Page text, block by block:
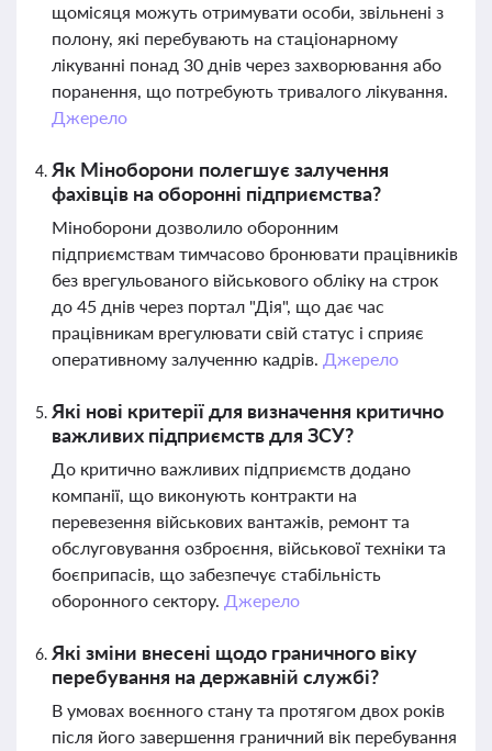
щомісяця можуть отримувати особи, звільнені з
полону, які перебувають на стаціонарному
лікуванні понад 30 днів через захворювання або
поранення, що потребують тривалого лікування.
Джерело
Як Міноборони полегшує залучення
фахівців на оборонні підприємства?
Міноборони дозволило оборонним
підприємствам тимчасово бронювати працівників
без врегульованого військового обліку на строк
до 45 днів через портал "Дія", що дає час
працівникам врегулювати свій статус і сприяє
оперативному залученню кадрів. Джерело
Які нові критерії для визначення критично
важливих підприємств для ЗСУ?
До критично важливих підприємств додано
компанії, що виконують контракти на
перевезення військових вантажів, ремонт та
обслуговування озброєння, військової техніки та
боєприпасів, що забезпечує стабільність
оборонного сектору. Джерело
Які зміни внесені щодо граничного віку
перебування на державній службі?
В умовах воєнного стану та протягом двох років
після його завершення граничний вік перебування